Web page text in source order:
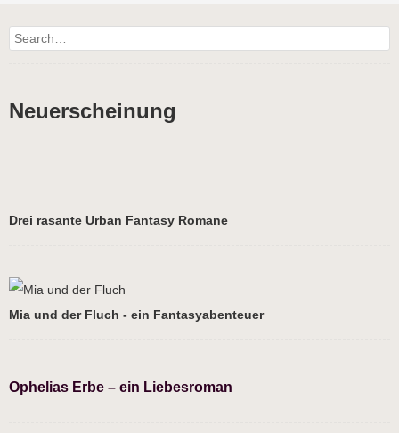
Search
Neuerscheinung
Drei rasante Urban Fantasy Romane
Mia und der Fluch - ein Fantasyabenteuer
Ophelias Erbe – ein Liebesroman